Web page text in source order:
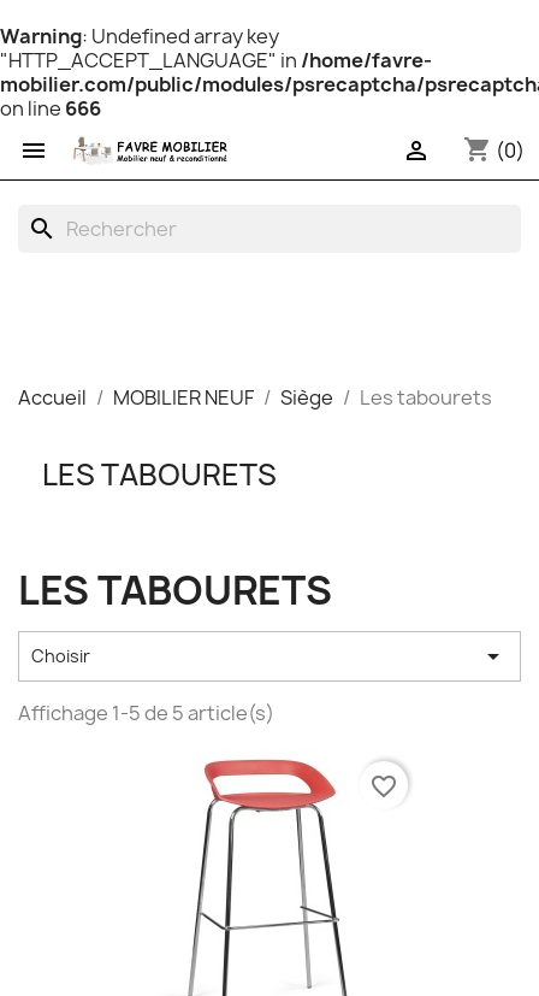
Warning: Undefined array key
"HTTP_ACCEPT_LANGUAGE" in /home/favre-
mobilier.com/public/modules/psrecaptcha/
on line 666
 shopping_cart (0)

search
Accueil MOBILIER NEUF Siège Les tabourets
LES TABOURETS
LES TABOURETS
Choisir 
Affichage 1-5 de 5 article(s)
favorite_border